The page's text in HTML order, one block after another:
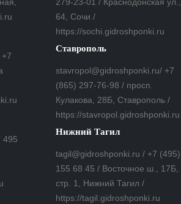
495
279-23-01 / Краснодонская ул.,
64, Сочи /
https://sochi.gidroshponki.ru
Ставрополь
stavropol@gidroshponki.ru/ +7
(865) 297-76-98 / просп.
Кулакова, 28Б, Ставрополь /
https://stavropol.gidroshponki.ru
Нижний Тагил
tagil@gidroshponki.ru / +7 (495)
155 68 45 / Восточное ш., 17Б,
стр. 1, Нижний Тагил /
https://tagil.gidroshponki.ru